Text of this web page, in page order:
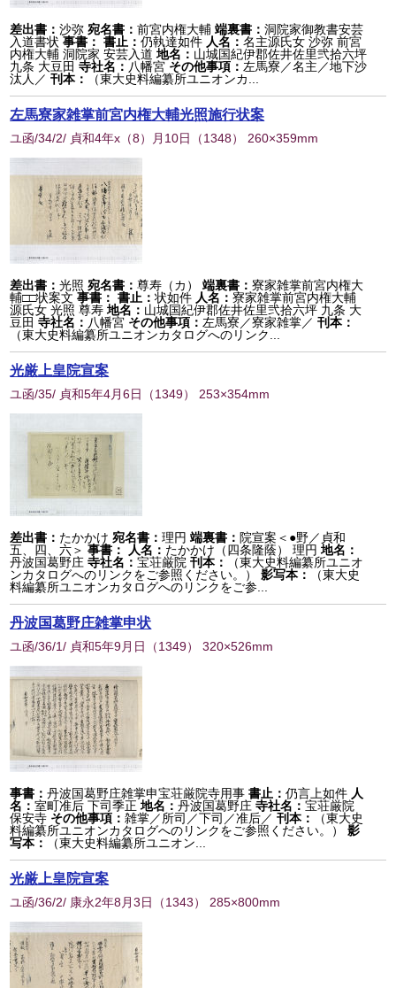
差出書：沙弥 宛名書：前宮内権大輔 端裏書：洞院家御教書安芸
入道書状 事書： 書止：仍執達如件 人名：名主源氏女 沙弥 前宮
内権大輔 洞院家 安芸入道 地名： 山城国紀伊郡佐井佐里弐拾六坪
九条 大豆田 寺社名： 八幡宮 その他事項： 左馬寮／名主／地下沙
汰人／ 刊本： （東大史料編纂所ユニオンカ...
左馬寮家雑掌前宮内権大輔光照施行状案
ユ函/34/2/ 貞和4年x（8）月10日 （1348） 260×359mm
差出書：光照 宛名書：尊寿（カ） 端裏書：寮家雑掌前宮内権大
輔□□状案文 事書： 書止：状如件 人名：寮家雑掌前宮内権大輔
源氏女 光照 尊寿 地名： 山城国紀伊郡佐井佐里弐拾六坪 九条 大
豆田 寺社名： 八幡宮 その他事項： 左馬寮／寮家雑掌／ 刊本：
（東大史料編纂所ユニオンカタログへのリンク...
光厳上皇院宣案
ユ函/35/ 貞和5年4月6日 （1349） 253×354mm
差出書： たかかけ 宛名書：理円 端裏書： 院宣案＜●野／貞和
五、四、六＞ 事書： 人名： たかかけ（四条隆蔭） 理円 地名：
丹波国葛野庄 寺社名：宝荘厳院 刊本：
（東大史料編纂所ユニオ
ンカタログへのリンクをご参照ください。）
影写本：
（東大史
料編纂所ユニオンカタログへのリンクをご参...
丹波国葛野庄雑掌申状
ユ函/36/1/ 貞和5年9月日 （1349） 320×526mm
事書：丹波国葛野庄雑掌申宝荘厳院寺用事書止：仍言上如件 人
名：室町准后 下司季正 地名：丹波国葛野庄 寺社名：宝荘厳院
保安寺 その他事項：雑掌／所司／下司／准后／ 刊本：
（東大史
料編纂所ユニオンカタログへのリンクをご参照ください。）
影
写本：
（東大史料編纂所ユニオン...
光厳上皇院宣案
ユ函/36/2/ 康永2年8月3日 （1343） 285×800mm